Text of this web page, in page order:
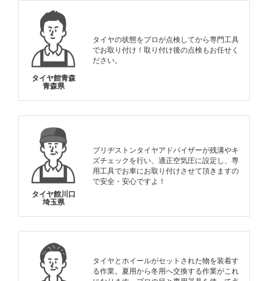
タイヤ館青森
青森県
タイヤの状態をプロが点検してから専門工具
でお取り付け！取り付け後の点検もお任せく
ださい。
タイヤ館川口
埼玉県
ブリヂストンタイヤアドバイザーが残溝やキ
ズチェックを行い、適正空気圧に設定し、専
用工具でお車にお取り付けさせて頂きますの
で安全・安心ですよ！
タイヤとホイールがセットされた物を装着す
る作業。夏用から冬用へ交換する作業がこれ